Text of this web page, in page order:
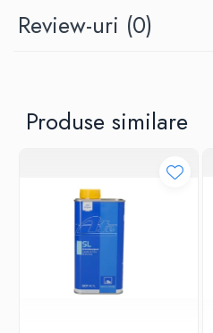
NORME, SPECIFICATII
API SL/CF, ACEA A5/B5,
Review-uri (0)
Produse similare